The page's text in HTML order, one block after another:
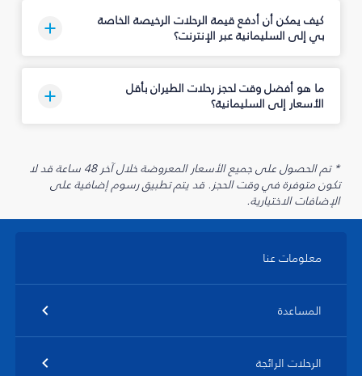
كيف يمكن أن أدفع قيمة الرحلات الرخيصة الخاصة
بي إلى السليمانية‎ عبر الإنترنت؟
ما هو أفضل وقت لحجز رحلات الطيران بأقل
الأسعار إلى السليمانية‎؟
* تم الحصول على جميع الأسعار المعروضة خلال آخر 48 ساعة قد لا
تكون متوفرة في وقت الحجز. قد يتم تطبيق رسوم إضافية على
الإضافات الاختيارية.
معلومات عنا
المساعدة
الرحلات الرائجة